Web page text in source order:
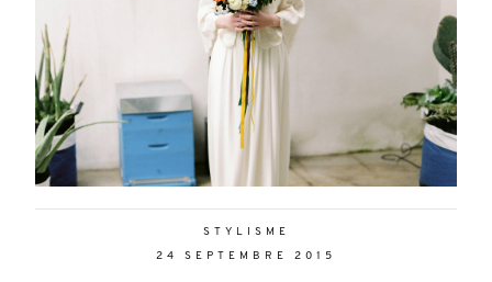
STYLISME
24 SEPTEMBRE 2015